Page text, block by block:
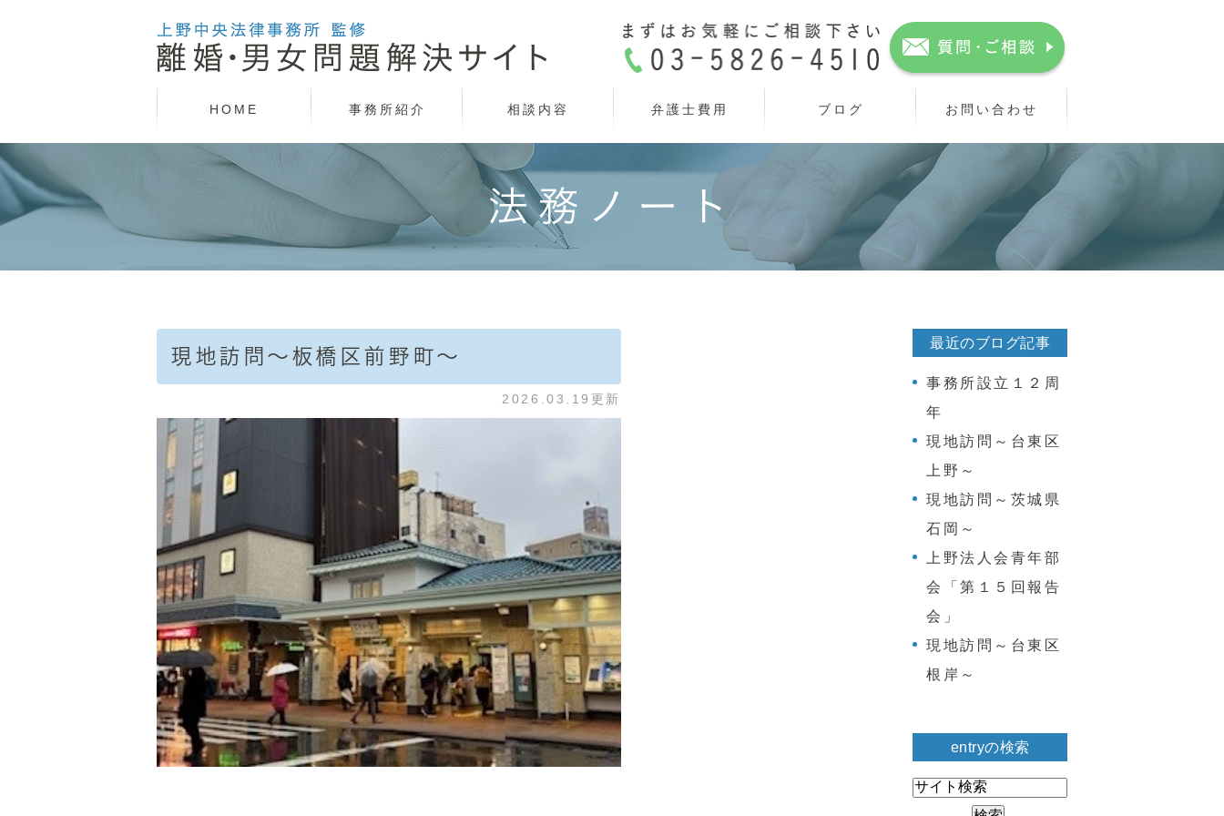
HOME 事務所紹介 相談内容 弁護士費用 ブログ お問い合わせ
法務ノート
現地訪問～板橋区前野町～
2026.03.19更新
最近のブログ記事
事務所設立１２周
年
現地訪問～台東区
上野～
現地訪問～茨城県
石岡～
上野法人会青年部
会「第１５回報告
会」
現地訪問～台東区
根岸～
entryの検索